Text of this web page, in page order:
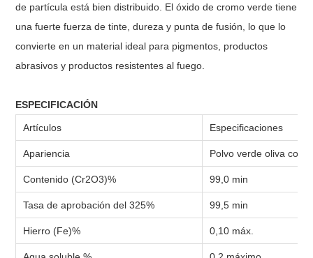
de partícula está bien distribuido. El óxido de cromo verde tiene
una fuerte fuerza de tinte, dureza y punta de fusión, lo que lo
convierte en un material ideal para pigmentos, productos
abrasivos y productos resistentes al fuego.
ESPECIFICACIÓN
Artículos Especificaciones
Apariencia Polvo verde oliva con
Contenido (Cr2O3)% 99,0 min
Tasa de aprobación del 325% 99,5 min
Hierro (Fe)% 0,10 máx.